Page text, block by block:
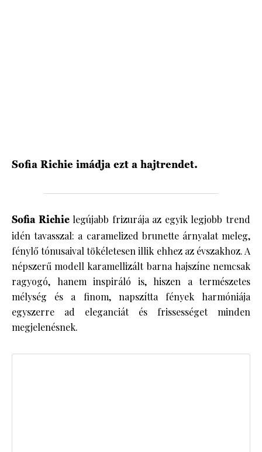
Sofia Richie imádja ezt a hajtrendet.
Sofia Richielegújabb frizurája az egyik legjobb trend
idén tavasszal: a caramelized brunette árnyalat meleg,
fénylő tónusaival tökéletesen illik ehhez az évszakhoz. A
népszerű modell karamellizált barna hajszíne nemcsak
ragyogó, hanem inspiráló is, hiszen a természetes
mélység és a finom, napszítta fények harmóniája
egyszerre ad eleganciát és frissességet minden
megjelenésnek.